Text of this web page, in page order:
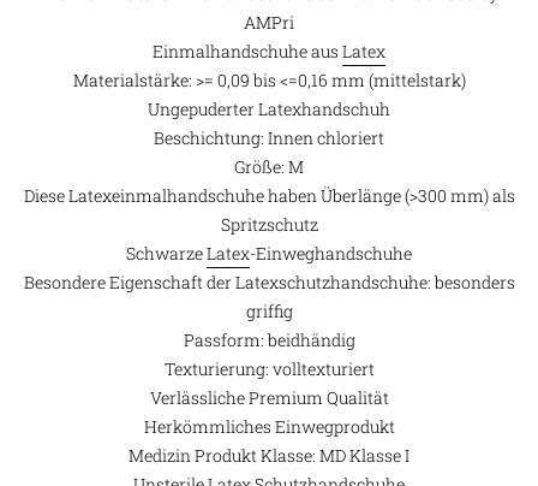
AMPri
Einmalhandschuhe aus Latex
Materialstärke: >= 0,09 bis <=0,16 mm (mittelstark)
Ungepuderter Latexhandschuh
Beschichtung: Innen chloriert
Größe: M
Diese Latexeinmalhandschuhe haben Überlänge (>300 mm) als
Spritzschutz
SchwarzeLatex-Einweghandschuhe
Besondere Eigenschaft der Latexschutzhandschuhe: besonders
griffig
Passform: beidhändig
Texturierung: volltexturiert
Verlässliche Premium Qualität
Herkömmliches Einwegprodukt
Medizin Produkt Klasse: MD Klasse I